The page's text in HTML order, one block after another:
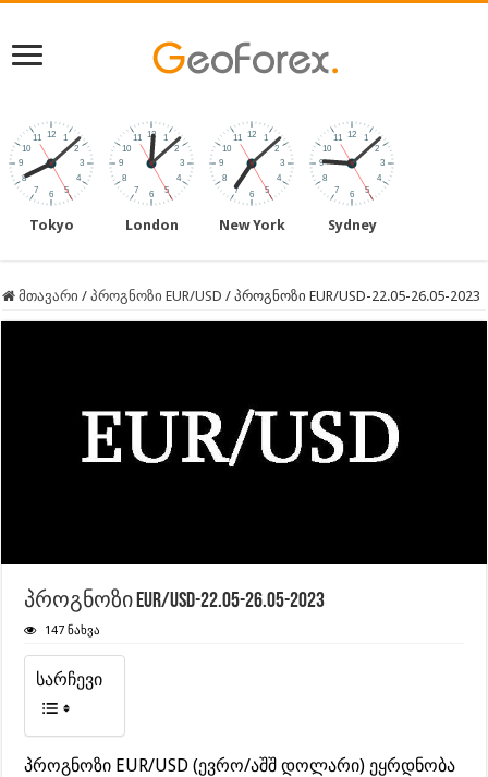
Tokyo London New York Sydney
მთავარი / პროგნოზი EUR/USD / პროგნოზი EUR/USD-22.05-26.05-2023
პროგნოზი EUR/USD-22.05-26.05-2023
147 ნახვა
სარჩევი
პროგნოზი EUR/USD (ევრო/აშშ დოლარი) ეყრდნობა